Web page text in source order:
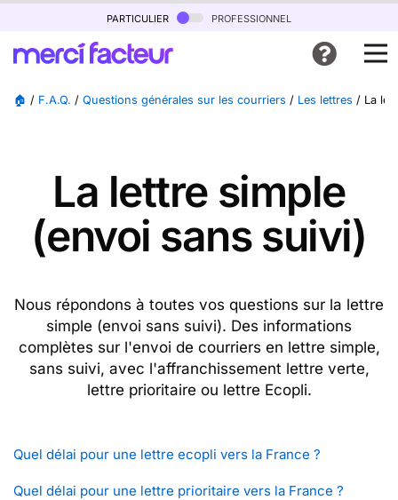
particulier professionnel
🏠 / F.A.Q. / Questions générales sur les courriers / Les lettres / La
La lettre simple
(envoi sans suivi)
Nous répondons à toutes vos questions sur la lettre
simple (envoi sans suivi). Des informations
complètes sur l'envoi de courriers en lettre simple,
sans suivi, avec l'affranchissement lettre verte,
lettre prioritaire ou lettre Ecopli.
Quel délai pour une lettre ecopli vers la France ?
Quel délai pour une lettre prioritaire vers la France ?